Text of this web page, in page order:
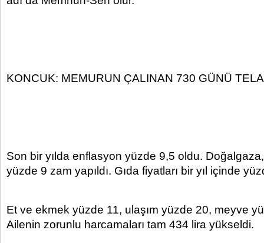
KONCUK: MEMURUN ÇALINAN 730 GÜNÜ
Son bir yılda enflasyon yüzde 9,5 oldu.
yüzde 9 zam yapıldı. Gıda fiyatları bir yıl içinde
Et ve ekmek yüzde 11, ulaşım yüzde 20, meyve
Ailenin zorunlu harcamaları tam 434 lira yükseldi.